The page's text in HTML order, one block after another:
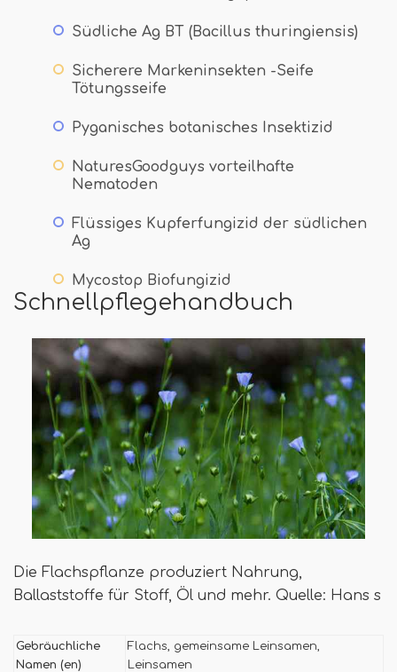
Südliche Ag BT (Bacillus thuringiensis)
Sicherere Markeninsekten -Seife
Tötungsseife
Pyganisches botanisches Insektizid
NaturesGoodguys vorteilhafte
Nematoden
Flüssiges Kupferfungizid der südlichen
Ag
Mycostop Biofungizid
Schnellpflegehandbuch
Die Flachspflanze produziert Nahrung,
Ballaststoffe für Stoff, Öl und mehr. Quelle: Hans s
Gebräuchliche
Namen (en)
Flachs, gemeinsame Leinsamen,
Leinsamen